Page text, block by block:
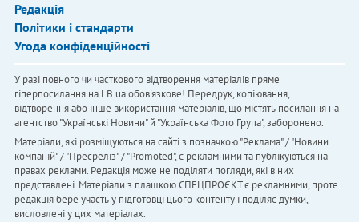
Редакція
Політики і стандарти
Угода конфіденційності
У разі повного чи часткового відтворення матеріалів пряме
гіперпосилання на LB.ua обов'язкове! Передрук, копіювання,
відтворення або інше використання матеріалів, що містять посилання на
агентство "Українськi Новини" й "Українська Фото Група", заборонено.
Матеріали, які розміщуються на сайті з позначкою "Реклама" / "Новини
компаній" / "Пресреліз" / "Promoted", є рекламними та публікуються на
правах реклами. Редакція може не поділяти погляди, які в них
представлені. Матеріали з плашкою СПЕЦПРОЄКТ є рекламними, проте
редакція бере участь у підготовці цього контенту і поділяє думки,
висловлені у цих матеріалах.